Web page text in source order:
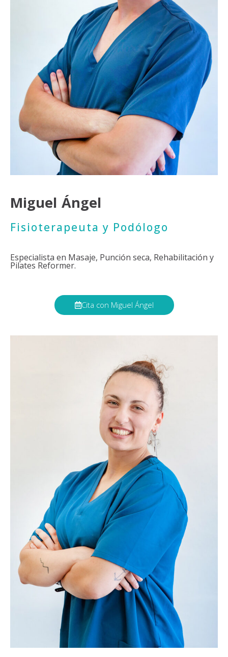
Miguel Ángel
Fisioterapeuta y Podólogo
Especialista en Masaje, Punción seca, Rehabilitación y
Pilates Reformer.
Cita con Miguel Ángel